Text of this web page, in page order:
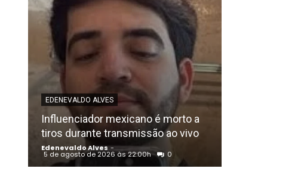
EDENEVALDO ALVES
Influenciador mexicano é morto a
tiros durante transmissão ao vivo
Edenevaldo Alves -
5 de agosto de 2026 às 22:00h 0